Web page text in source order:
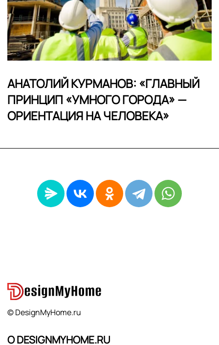
АНАТОЛИЙ КУРМАНОВ: «ГЛАВНЫЙ
ПРИНЦИП «УМНОГО ГОРОДА» —
ОРИЕНТАЦИЯ НА ЧЕЛОВЕКА»
© DesignMyHome.ru
О DESIGNMYHOME.RU